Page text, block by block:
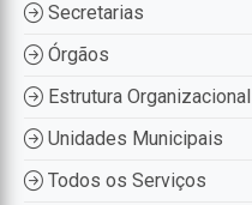
Secretarias
Órgãos
Estrutura Organizacional
Unidades Municipais
Todos os Serviços